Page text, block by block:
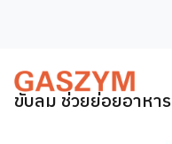
ขับลม ช่วยย่อยอาหาร